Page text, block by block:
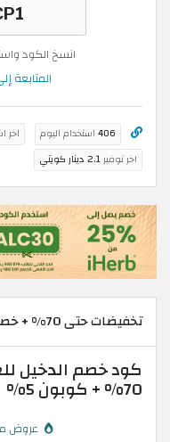
انسخ الكود
المتابعة
406 استخدام اليوم اخر
اخر توفير2.1 دينار كويتي
تخفيضات حتى 70% + خصم اضافي 5%
70% + كوبون 5%
عروض